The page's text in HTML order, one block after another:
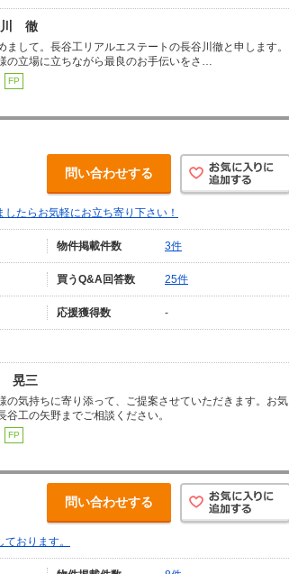
川 徹
まして。長谷工リアルエステートの長谷川徹と申します。
の立場に立ちながら最良のお手伝いをさ…
FP
問い合わせする
たらお気軽にお立ち寄り下さい！
物件掲載件数 3件
買うQ&A回答数 25件
応援獲得数 -
晃三
の気持ちに寄り添って、ご提案させていただきます。お気
谷工の矢野までご相談ください。
FP
問い合わせする
おります。